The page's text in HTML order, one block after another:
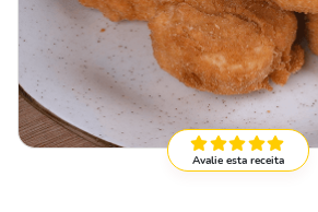
Avalie esta receita